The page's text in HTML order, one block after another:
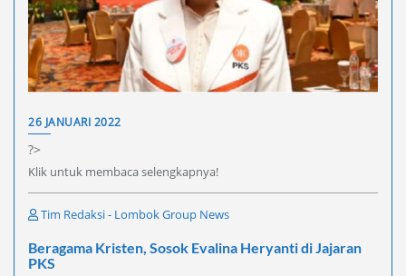
26 JANUARI 2022
?>
Klik untuk membaca selengkapnya!
Tim Redaksi - Lombok Group News
Beragama Kristen, Sosok Evalina Heryanti di Jajaran
PKS